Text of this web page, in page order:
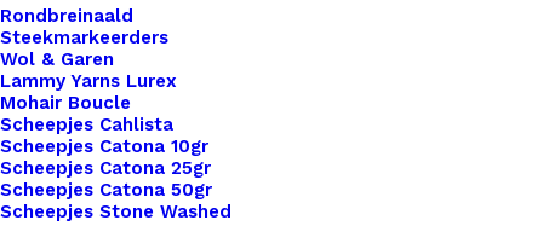
Rondbreinaald
Steekmarkeerders
Wol & Garen
Lammy Yarns Lurex
Mohair Boucle
Scheepjes Cahlista
Scheepjes Catona 10gr
Scheepjes Catona 25gr
Scheepjes Catona 50gr
Scheepjes Stone Washed
1xMakke Troch Mem Met Drukknoop
10x3cm